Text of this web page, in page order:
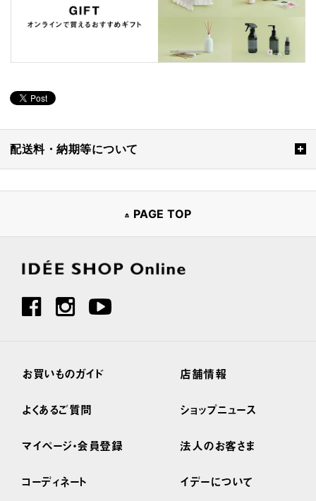
配送料・納期等について
PAGE TOP
お買いものガイド
よくあるご質問
マイページ・会員登録
コーディネート
店舗情報
ショップニュース
法人のお客さま
イデーについて